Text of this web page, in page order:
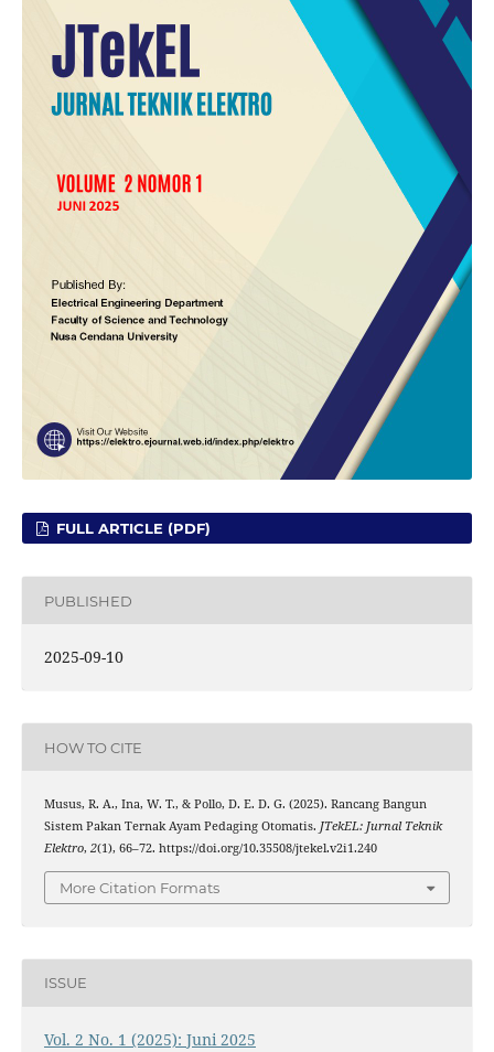
FULL ARTICLE (PDF)
PUBLISHED
2025-09-10
HOW TO CITE
Musus, R. A., Ina, W. T., & Pollo, D. E. D. G. (2025). Rancang Bangun
Sistem Pakan Ternak Ayam Pedaging Otomatis. JTekEL: Jurnal Teknik
Elektro, 2(1), 66–72. https://doi.org/10.35508/jtekel.v2i1.240
More Citation Formats
ISSUE
Vol. 2 No. 1 (2025): Juni 2025